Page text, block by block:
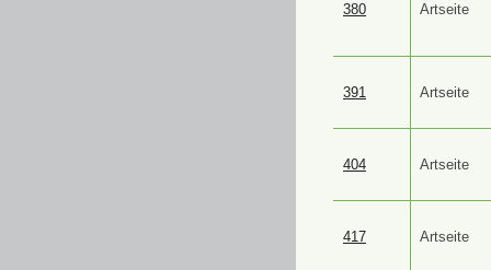
380 Artseite
391 Artseite
404 Artseite
417 Artseite